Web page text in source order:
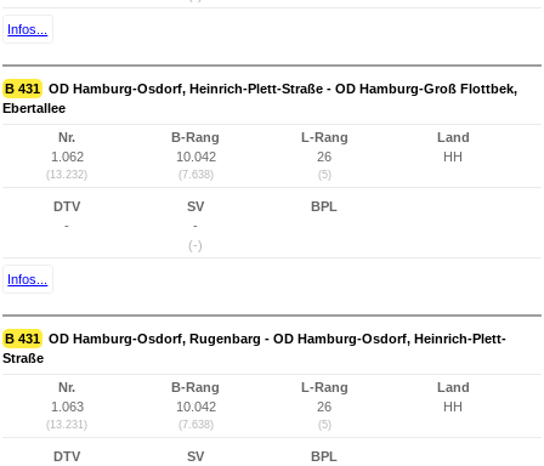
Infos...
B 431 OD Hamburg-Osdorf, Heinrich-Plett-Straße - OD Hamburg-Groß Flottbek,
Ebertallee
Nr.
1.062
(13.232)
B-Rang
10.042
(7.638)
L-Rang
26
(5)
Land
HH
DTV
-
SV
-
(-)
BPL
Infos...
B 431 OD Hamburg-Osdorf, Rugenbarg - OD Hamburg-Osdorf, Heinrich-Plett-
Straße
Nr.
1.063
(13.231)
B-Rang
10.042
(7.638)
L-Rang
26
(5)
Land
HH
DTV
SV
BPL